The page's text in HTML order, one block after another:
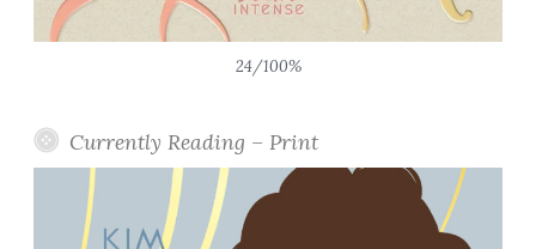
24/100%
Currently Reading – Print